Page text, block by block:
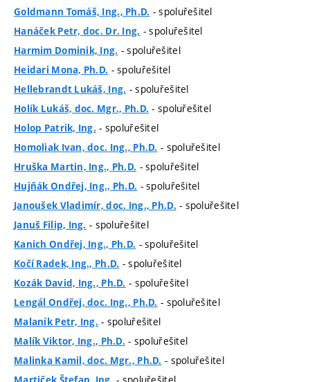
Goldmann Tomáš, Ing., Ph.D. - spoluřešitel
Hanáček Petr, doc. Dr. Ing. - spoluřešitel
Harmim Dominik, Ing. - spoluřešitel
Heidari Mona, Ph.D. - spoluřešitel
Hellebrandt Lukáš, Ing. - spoluřešitel
Holík Lukáš, doc. Mgr., Ph.D. - spoluřešitel
Holop Patrik, Ing. - spoluřešitel
Homoliak Ivan, doc. Ing., Ph.D. - spoluřešitel
Hruška Martin, Ing., Ph.D. - spoluřešitel
Hujňák Ondřej, Ing., Ph.D. - spoluřešitel
Janoušek Vladimír, doc. Ing., Ph.D. - spoluřešitel
Januš Filip, Ing. - spoluřešitel
Kanich Ondřej, Ing., Ph.D. - spoluřešitel
Kočí Radek, Ing., Ph.D. - spoluřešitel
Kozák David, Ing., Ph.D. - spoluřešitel
Lengál Ondřej, doc. Ing., Ph.D. - spoluřešitel
Malaník Petr, Ing. - spoluřešitel
Malík Viktor, Ing., Ph.D. - spoluřešitel
Malinka Kamil, doc. Mgr., Ph.D. - spoluřešitel